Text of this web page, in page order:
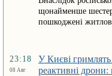
щонайменше
пошкоджені
23:18
08 Авг
У Києві гримлять
реактивні